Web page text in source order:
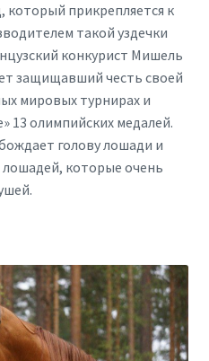
который прикрепляется к
такой уздечки
конкурист Мишель
защищавший честь своей
мировых турнирах и
13 олимпийских медалей.
голову лошади и
лошадей, которые очень